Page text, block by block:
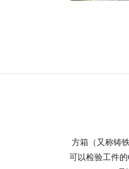
方箱（又称铸
可以检验工件